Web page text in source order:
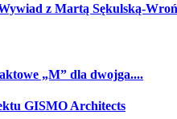
z Martą Sękulską-
„M” dla dwojga....
GISMO Architects